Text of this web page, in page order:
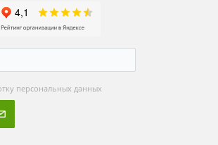
персональных данных